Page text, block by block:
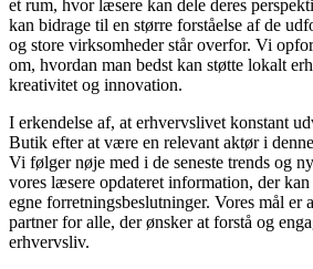
et rum, hvor læsere kan dele deres
kan bidrage til en større forståelse af de
og store virksomheder står overfor. Vi
om, hvordan man bedst kan støtte lokalt
kreativitet og innovation.
I erkendelse af, at erhvervslivet konstant
Butik efter at være en relevant aktør i
Vi følger nøje med i de seneste trends og
vores læsere opdateret information, der
egne forretningsbeslutninger. Vores mål er
partner for alle, der ønsker at forstå og
erhvervsliv.